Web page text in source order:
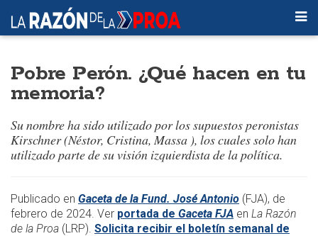
Pobre Perón. ¿Qué hacen en tu
memoria?
Su nombre ha sido utilizado por los supuestos peronistas
Kirschner (Néstor, Cristina, Massa ), los cuales solo han
utilizado parte de su visión izquierdista de la política.
​Publicado en Gaceta de la Fund. José Antonio (FJA), de
febrero de 2024. Ver portada de Gaceta FJA en La Razón
de la Proa (LRP). Solicita recibir el boletín semanal de